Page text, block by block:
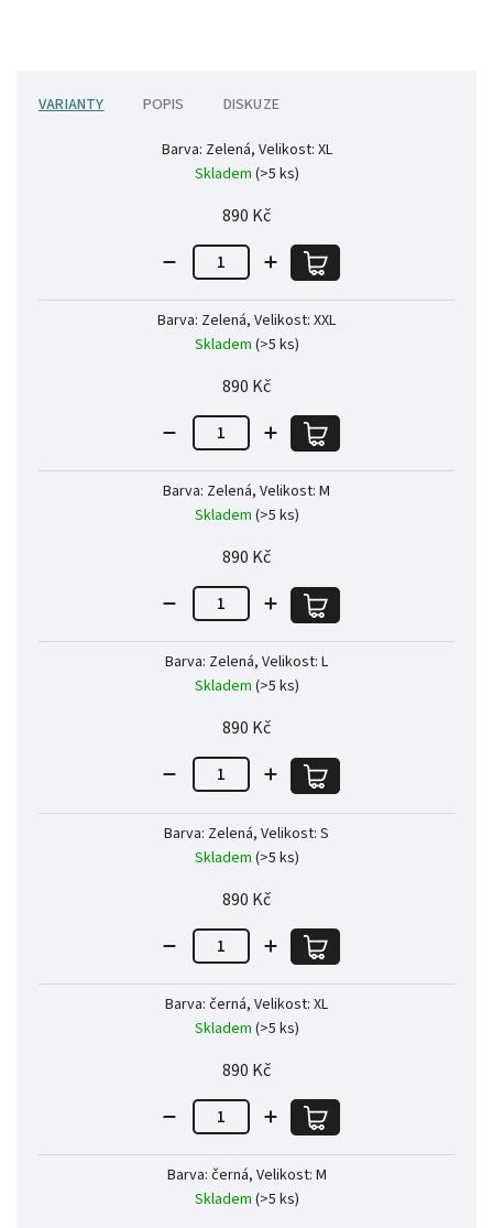
VARIANTY POPIS DISKUZE
Barva: Zelená, Velikost: XL
Skladem (>5 ks)
890 Kč
Barva: Zelená, Velikost: XXL
Skladem (>5 ks)
890 Kč
Barva: Zelená, Velikost: M
Skladem (>5 ks)
890 Kč
Barva: Zelená, Velikost: L
Skladem (>5 ks)
890 Kč
Barva: Zelená, Velikost: S
Skladem (>5 ks)
890 Kč
Barva: černá, Velikost: XL
Skladem (>5 ks)
890 Kč
Barva: černá, Velikost: M
Skladem (>5 ks)